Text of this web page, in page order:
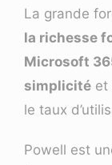
La grande
la richesse
Microsoft
simplicité et
le taux
Powell est